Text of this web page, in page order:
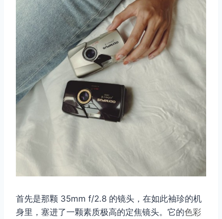
首先是那颗 35mm f/2.8 的镜头，在如此袖珍的机
身里，塞进了一颗素质极高的定焦镜头。它的色彩